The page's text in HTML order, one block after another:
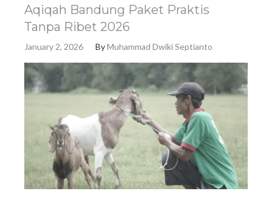
Aqiqah Bandung Paket Praktis
Tanpa Ribet 2026
January 2, 2026 ByMuhammad Dwiki Septianto